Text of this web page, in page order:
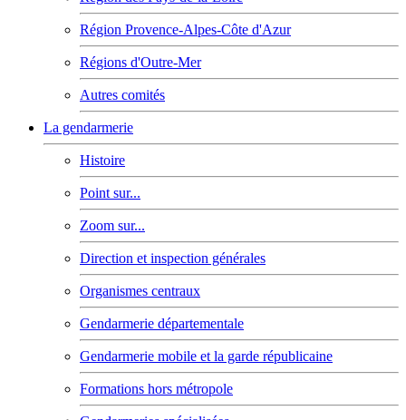
Région Provence-Alpes-Côte d'Azur
Régions d'Outre-Mer
Autres comités
La gendarmerie
Histoire
Point sur...
Zoom sur...
Direction et inspection générales
Organismes centraux
Gendarmerie départementale
Gendarmerie mobile et la garde républicaine
Formations hors métropole